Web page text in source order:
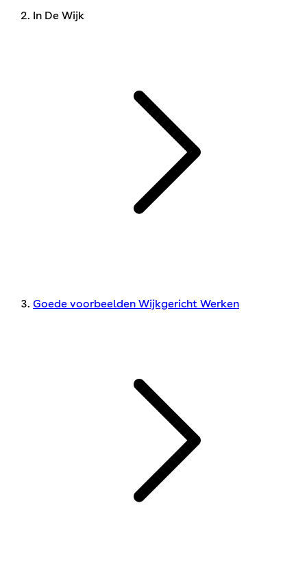
In De Wijk
Goede voorbeelden Wijkgericht Werken